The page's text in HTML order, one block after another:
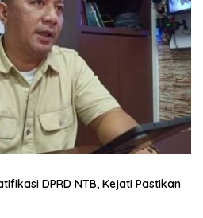
DPRD NTB, Kejati Pastikan